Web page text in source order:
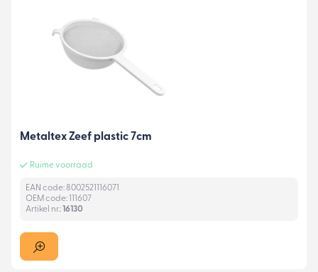
Metaltex Zeef plastic 7cm
Ruime voorraad
EAN code: 8002521116071
OEM code: 111607
Artikel nr.:16130